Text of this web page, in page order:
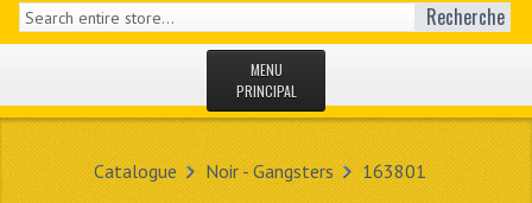
Recherche
MENU
PRINCIPAL
Catalogue Noir - Gangsters 163801